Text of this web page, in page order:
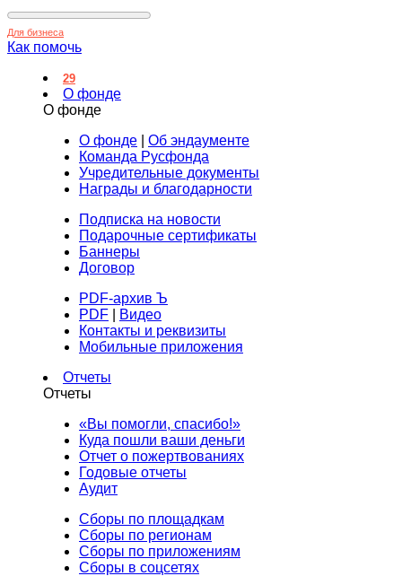
Для бизнеса
Как помочь
29
О фонде
О фонде
О фонде
Об эндаументе
Команда Русфонда
Учредительные документы
Награды и благодарности
Подписка на новости
Подарочные сертификаты
Баннеры
Договор
PDF-архив Ъ
PDF
Видео
Контакты и реквизиты
Мобильные приложения
Отчеты
Отчеты
«Вы помогли, спасибо!»
Куда пошли ваши деньги
Отчет о пожертвованиях
Годовые отчеты
Аудит
Сборы по площадкам
Сборы по регионам
Сборы по приложениям
Сборы в соцсетях